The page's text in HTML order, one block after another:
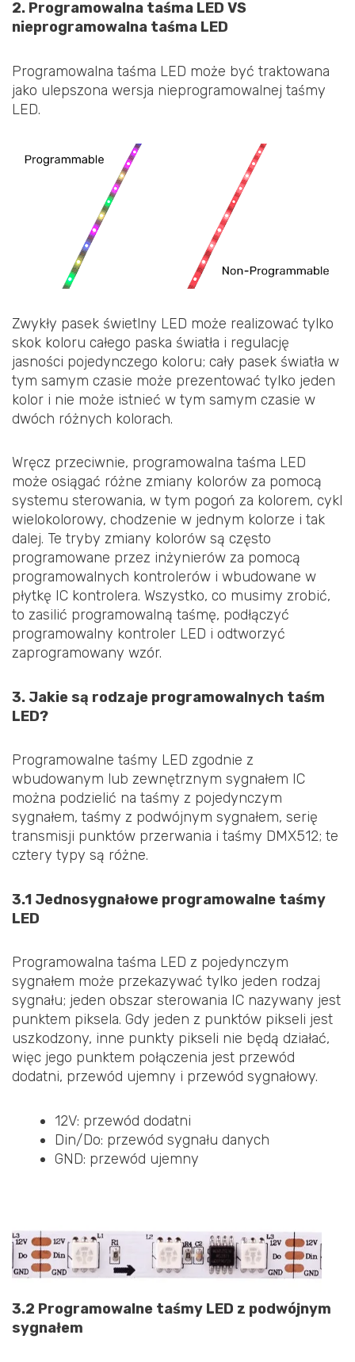
2. Programowalna taśma LED VS
nieprogramowalna taśma LED
Programowalna taśma LED może być traktowana
jako ulepszona wersja nieprogramowalnej taśmy
LED.
Zwykły pasek świetlny LED może realizować tylko
skok koloru całego paska światła i regulację
jasności pojedynczego koloru; cały pasek światła w
tym samym czasie może prezentować tylko jeden
kolor i nie może istnieć w tym samym czasie w
dwóch różnych kolorach.
Wręcz przeciwnie, programowalna taśma LED
może osiągać różne zmiany kolorów za pomocą
systemu sterowania, w tym pogoń za kolorem, cykl
wielokolorowy, chodzenie w jednym kolorze i tak
dalej. Te tryby zmiany kolorów są często
programowane przez inżynierów za pomocą
programowalnych kontrolerów i wbudowane w
płytkę IC kontrolera. Wszystko, co musimy zrobić,
to zasilić programowalną taśmę, podłączyć
programowalny kontroler LED i odtworzyć
zaprogramowany wzór.
3. Jakie są rodzaje programowalnych taśm
LED?
Programowalne taśmy LED zgodnie z
wbudowanym lub zewnętrznym sygnałem IC
można podzielić na taśmy z pojedynczym
sygnałem, taśmy z podwójnym sygnałem, serię
transmisji punktów przerwania i taśmy DMX512; te
cztery typy są różne.
3.1 Jednosygnałowe programowalne taśmy
LED
Programowalna taśma LED z pojedynczym
sygnałem może przekazywać tylko jeden rodzaj
sygnału; jeden obszar sterowania IC nazywany jest
punktem piksela. Gdy jeden z punktów pikseli jest
uszkodzony, inne punkty pikseli nie będą działać,
więc jego punktem połączenia jest przewód
dodatni, przewód ujemny i przewód sygnałowy.
12V: przewód dodatni
Din/Do: przewód sygnału danych
GND: przewód ujemny
3.2 Programowalne taśmy LED z podwójnym
sygnałem